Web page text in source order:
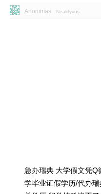
Anonimas Neaktyvus
急办瑞典 大学假文凭Q
学毕业证假学历/代办